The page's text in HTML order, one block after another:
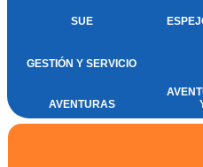
SUE
GESTIÓN Y SERVICIO
AVENTURAS